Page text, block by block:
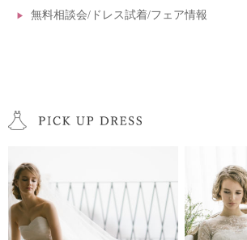
無料相談会/ドレス試着/フェア情報